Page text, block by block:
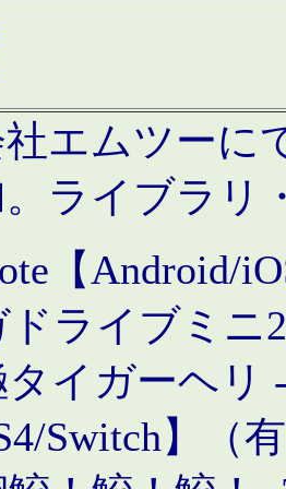
エムツーに
ライブラリ
【Android/
ドライブミニ
タイガーヘリ
Switch】（